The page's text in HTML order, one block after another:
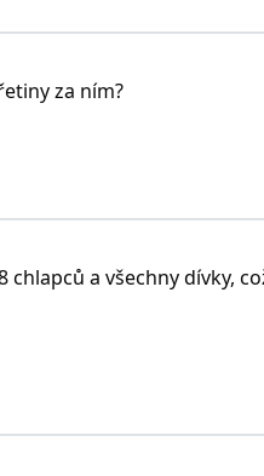
za ním?
a všechny dívky,